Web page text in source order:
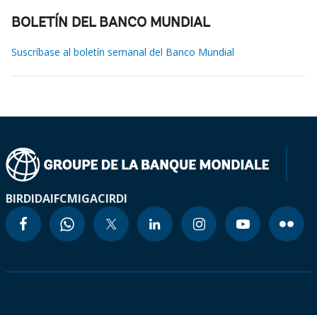
BOLETÍN DEL BANCO MUNDIAL
Suscríbase al boletín semanal del Banco Mundial
BIRDIDAIFCMIGACIRDI